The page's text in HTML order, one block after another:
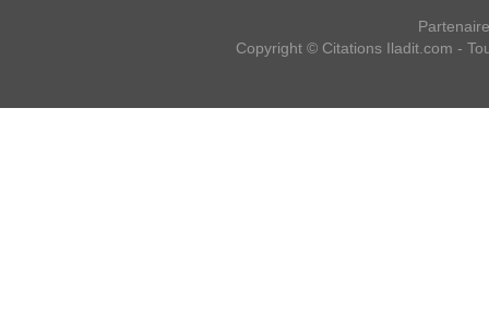
Copyright © Citations Iladit.com -